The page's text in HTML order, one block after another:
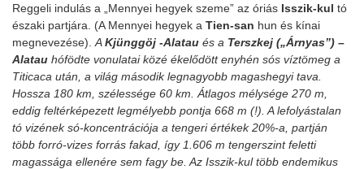
Reggeli indulás a „Mennyei hegyek szeme” az óriás Isszik-kul tó
északi partjára. (A Mennyei hegyek a Tien-san hun és kínai
megnevezése). AKjünggöj -Alatau és a Terszkej („Árnyas”) –
Alatau hófödte vonulatai közé ékelődött enyhén sós víztömeg a
Titicaca után, a világ második legnagyobb magashegyi tava.
Hossza 180 km, szélessége 60 km. Átlagos mélysége 270 m,
eddig feltérképezett legmélyebb pontja 668 m (!). A lefolyástalan
tó vizének só-koncentrációja a tengeri értékek 20%-a, partján
több forró-vizes forrás fakad, így 1.606 m tengerszint feletti
magassága ellenére sem fagy be. Az Isszik-kul több endemikus